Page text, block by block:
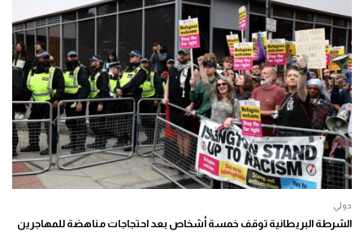
دولي
الشرطة البريطانية توقف خمسة أشخاص بعد احتجاجات مناهضة للمهاجرين